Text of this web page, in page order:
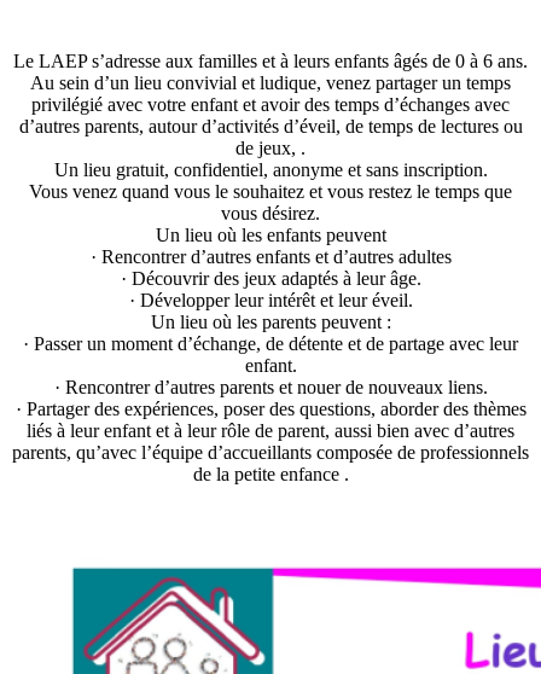
Le LAEP s’adresse aux familles et à leurs enfants âgés de 0 à 6 ans.
Au sein d’un lieu convivial et ludique, venez partager un temps
privilégié avec votre enfant et avoir des temps d’échanges avec
d’autres parents, autour d’activités d’éveil, de temps de lectures ou
de jeux, .
Un lieu gratuit, confidentiel, anonyme et sans inscription.
Vous venez quand vous le souhaitez et vous restez le temps que
vous désirez.
Un lieu où les enfants peuvent
· Rencontrer d’autres enfants et d’autres adultes
· Découvrir des jeux adaptés à leur âge.
· Développer leur intérêt et leur éveil.
Un lieu où les parents peuvent :
· Passer un moment d’échange, de détente et de partage avec leur
enfant.
· Rencontrer d’autres parents et nouer de nouveaux liens.
· Partager des expériences, poser des questions, aborder des thèmes
liés à leur enfant et à leur rôle de parent, aussi bien avec d’autres
parents, qu’avec l’équipe d’accueillants composée de professionnels
de la petite enfance .